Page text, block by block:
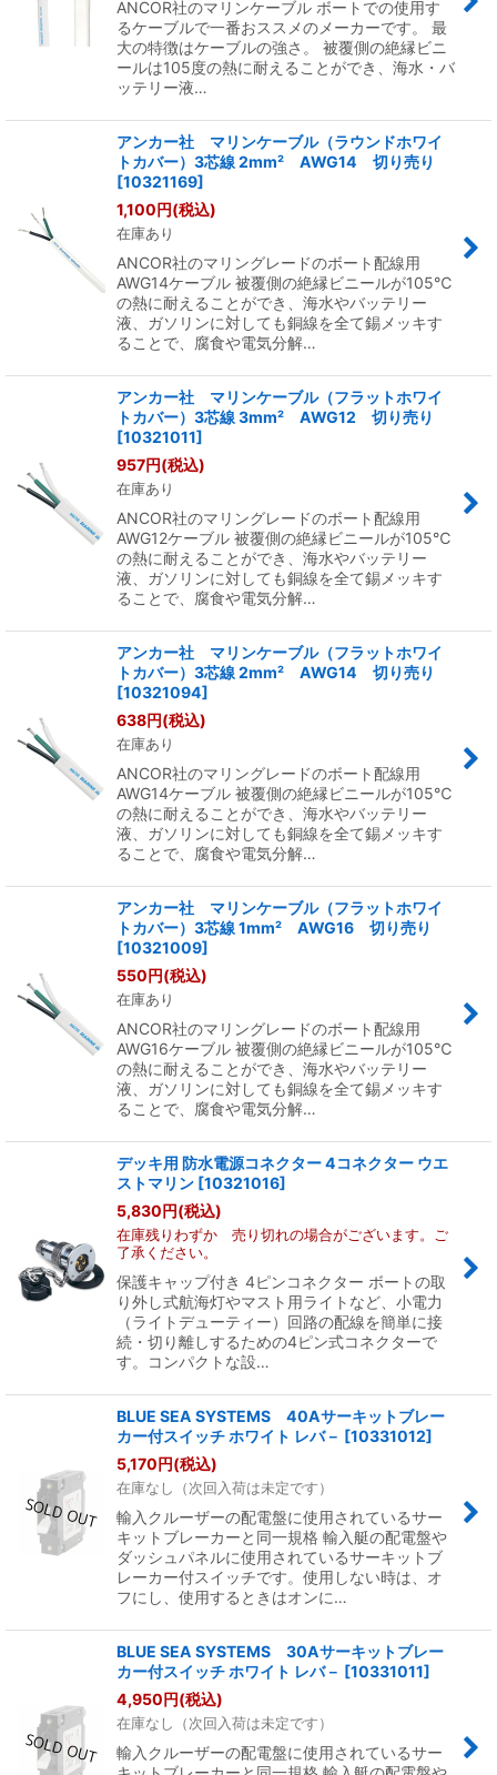
ANCOR社のマリンケーブル ボートでの使用す
るケーブルで一番おススメのメーカーです。 最
大の特徴はケーブルの強さ。 被覆側の絶縁ビニ
ールは105度の熱に耐えることができ、海水・バ
ッテリー液…
アンカー社 マリンケーブル（ラウンドホワイ
トカバー）3芯線 2mm² AWG14 切り売り
[10321169]
1,100円(税込)
在庫あり
ANCOR社のマリングレードのボート配線用
AWG14ケーブル 被覆側の絶縁ビニールが105℃
の熱に耐えることができ、海水やバッテリー
液、ガソリンに対しても銅線を全て錫メッキす
ることで、腐食や電気分解…
アンカー社 マリンケーブル（フラットホワイ
トカバー）3芯線 3mm² AWG12 切り売り
[10321011]
957円(税込)
在庫あり
ANCOR社のマリングレードのボート配線用
AWG12ケーブル 被覆側の絶縁ビニールが105℃
の熱に耐えることができ、海水やバッテリー
液、ガソリンに対しても銅線を全て錫メッキす
ることで、腐食や電気分解…
アンカー社 マリンケーブル（フラットホワイ
トカバー）3芯線 2mm² AWG14 切り売り
[10321094]
638円(税込)
在庫あり
ANCOR社のマリングレードのボート配線用
AWG14ケーブル 被覆側の絶縁ビニールが105℃
の熱に耐えることができ、海水やバッテリー
液、ガソリンに対しても銅線を全て錫メッキす
ることで、腐食や電気分解…
アンカー社 マリンケーブル（フラットホワイ
トカバー）3芯線 1mm² AWG16 切り売り
[10321009]
550円(税込)
在庫あり
ANCOR社のマリングレードのボート配線用
AWG16ケーブル 被覆側の絶縁ビニールが105℃
の熱に耐えることができ、海水やバッテリー
液、ガソリンに対しても銅線を全て錫メッキす
ることで、腐食や電気分解…
デッキ用 防水電源コネクター 4コネクター ウエ
ストマリン [10321016]
5,830円(税込)
在庫残りわずか 売り切れの場合がございます。ご
了承ください。
保護キャップ付き 4ピンコネクター ボートの取
り外し式航海灯やマスト用ライトなど、小電力
（ライトデューティー）回路の配線を簡単に接
続・切り離しするための4ピン式コネクターで
す。コンパクトな設…
BLUE SEA SYSTEMS 40Aサーキットブレー
カー付スイッチ ホワイト レバ－ [10331012]
5,170円(税込)
在庫なし（次回入荷は未定です）
輸入クルーザーの配電盤に使用されているサー
キットブレーカーと同一規格 輸入艇の配電盤や
ダッシュパネルに使用されているサーキットブ
レーカー付スイッチです。使用しない時は、オ
フにし、使用するときはオンに…
BLUE SEA SYSTEMS 30Aサーキットブレー
カー付スイッチ ホワイト レバ－ [10331011]
4,950円(税込)
在庫なし（次回入荷は未定です）
輸入クルーザーの配電盤に使用されているサー